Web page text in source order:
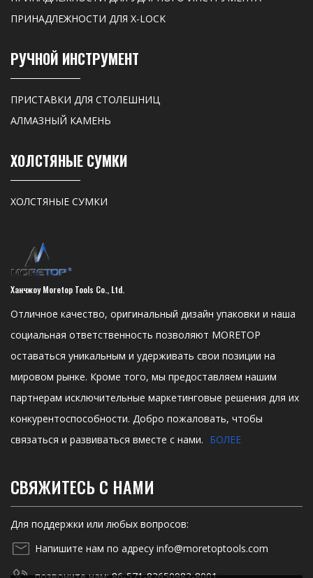
ПРИНАДЛЕЖНОСТИ ДЛЯ X-LOCK
РУЧНОЙ ИНСТРУМЕНТ
ПРИСТАВКИ ДЛЯ СТОЛЕШНИЦ
АЛМАЗНЫЙ КАМЕНЬ
ХОЛСТЯНЫЕ СУМКИ
ХОЛСТЯНЫЕ СУМКИ
Ханчжоу Moretop Tools Co., Ltd.
Отличное качество, оригинальный дизайн упаковки и наша
социальная ответственность позволяют MORETOP
оставаться уникальным и удерживать свои позиции на
мировом рынке. Кроме того, мы предоставляем нашим
партнерам исключительные маркетинговые решения для их
конкурентоспособности. Добро пожаловать, чтобы
связаться и развиваться вместе с нами. БОЛЕЕ
СВЯЖИТЕСЬ С НАМИ
Для поддержки или любых вопросов:
Напишите нам по адресу info@moretoptools.com